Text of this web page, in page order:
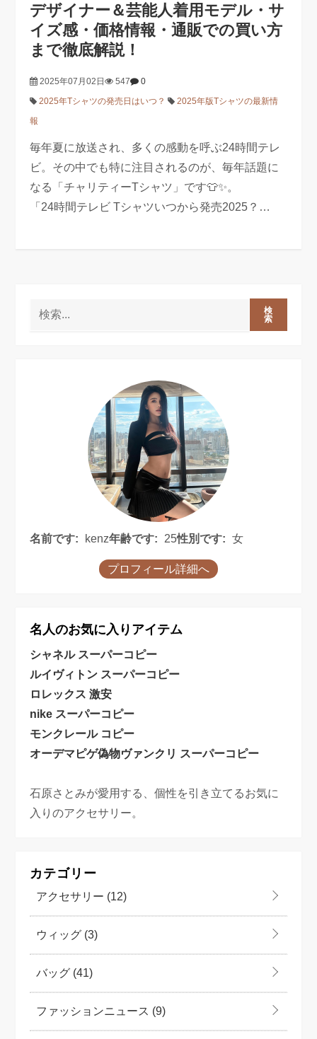
デザイナー＆芸能人着用モデル・サ
イズ感・価格情報・通販での買い方
まで徹底解説！
2025年07月02日 547
0
2025年Tシャツの発売日はいつ？
2025年版Tシャツの最新情
報
毎年夏に放送され、多くの感動を呼ぶ24時間テレ
ビ。その中でも特に注目されるのが、毎年話題に
なる「チャリティーTシャツ」です👕✨。
「24時間テレビ Tシャツいつから発売2025？…
検
索
名前です: kenz年齢です: 25性別です: 女
プロフィール詳細へ
名人のお気に入りアイテム
シャネル スーパーコピー
ルイヴィトン スーパーコピー
ロレックス 激安
nike スーパーコピー
モンクレール コピー
オーデマピゲ偽物ヴァンクリ スーパーコピー
石原さとみが愛用する、個性を引き立てるお気に
入りのアクセサリー。
カテゴリー
アクセサリー (12)
ウィッグ (3)
バッグ (41)
ファッションニュース (9)